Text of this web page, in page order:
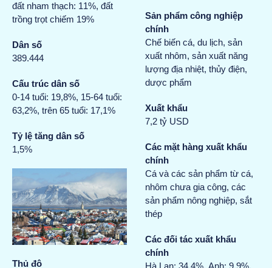
đất nham thạch: 11%, đất
trồng trọt chiếm 19%
Dân số
389.444
Cấu trúc dân số
0-14 tuổi: 19,8%, 15-64 tuổi:
63,2%, trên 65 tuổi: 17,1%
Tỷ lệ tăng dân số
1,5%
Thủ đô
Sản phẩm công nghiệp
chính
Chế biến cá, du lịch, sản
xuất nhôm, sản xuất năng
lượng địa nhiệt, thủy điện,
dược phẩm
Xuất khẩu
7,2 tỷ USD
Các mặt hàng xuất khẩu
chính
Cá và các sản phẩm từ cá,
nhôm chưa gia công, các
sản phẩm nông nghiệp, sắt
thép
Các đối tác xuất khẩu
chính